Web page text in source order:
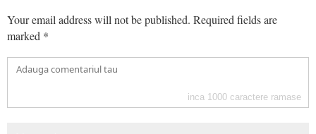
Your email address will not be published. Required fields are
marked *
inca 1000 caractere ramase